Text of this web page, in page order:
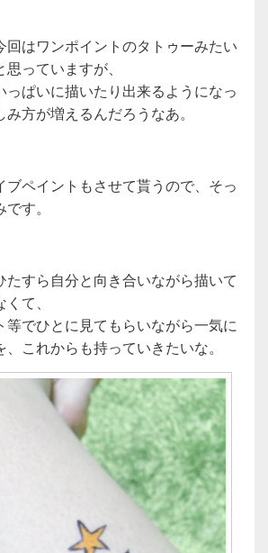
回はワンポイントのタトゥーみたい
っていますが、
っぱいに描いたり出来るようになっ
方が増えるんだろうなあ。
ブペイントもさせて貰うので、そっ
す。
たすら自分と向き合いながら描いて
て、
等でひとに見てもらいながら一気に
これからも持っていきたいな。